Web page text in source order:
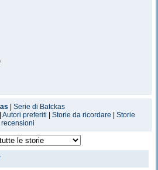
Serie di Batckas
Autori preferiti Storie da ricordare
Storie